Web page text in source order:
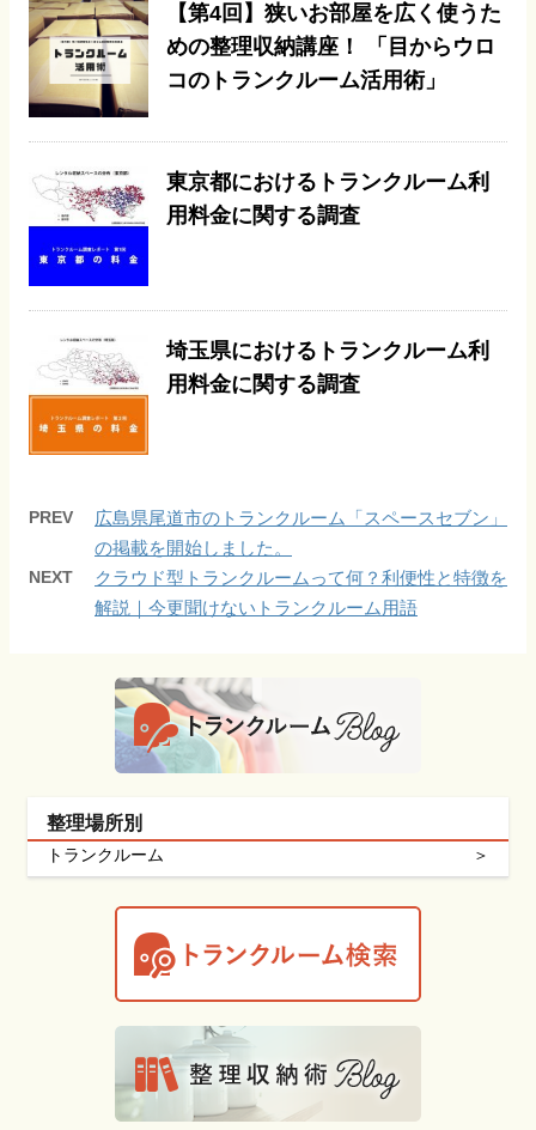
【第4回】狭いお部屋を広く使うた
めの整理収納講座！ 「目からウロ
コのトランクルーム活用術」
東京都におけるトランクルーム利
用料金に関する調査
埼玉県におけるトランクルーム利
用料金に関する調査
PREV
広島県尾道市のトランクルーム「スペースセブン」
の掲載を開始しました。
NEXT
クラウド型トランクルームって何？利便性と特徴を
解説｜今更聞けないトランクルーム用語
整理場所別
トランクルーム